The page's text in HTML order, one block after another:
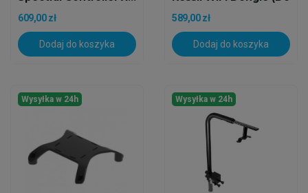
609,00 zł
Dodaj do koszyka
Lamp A360X,...
589,00 zł
Dodaj do koszyka
Wysyłka w 24h Wysyłka w 24h